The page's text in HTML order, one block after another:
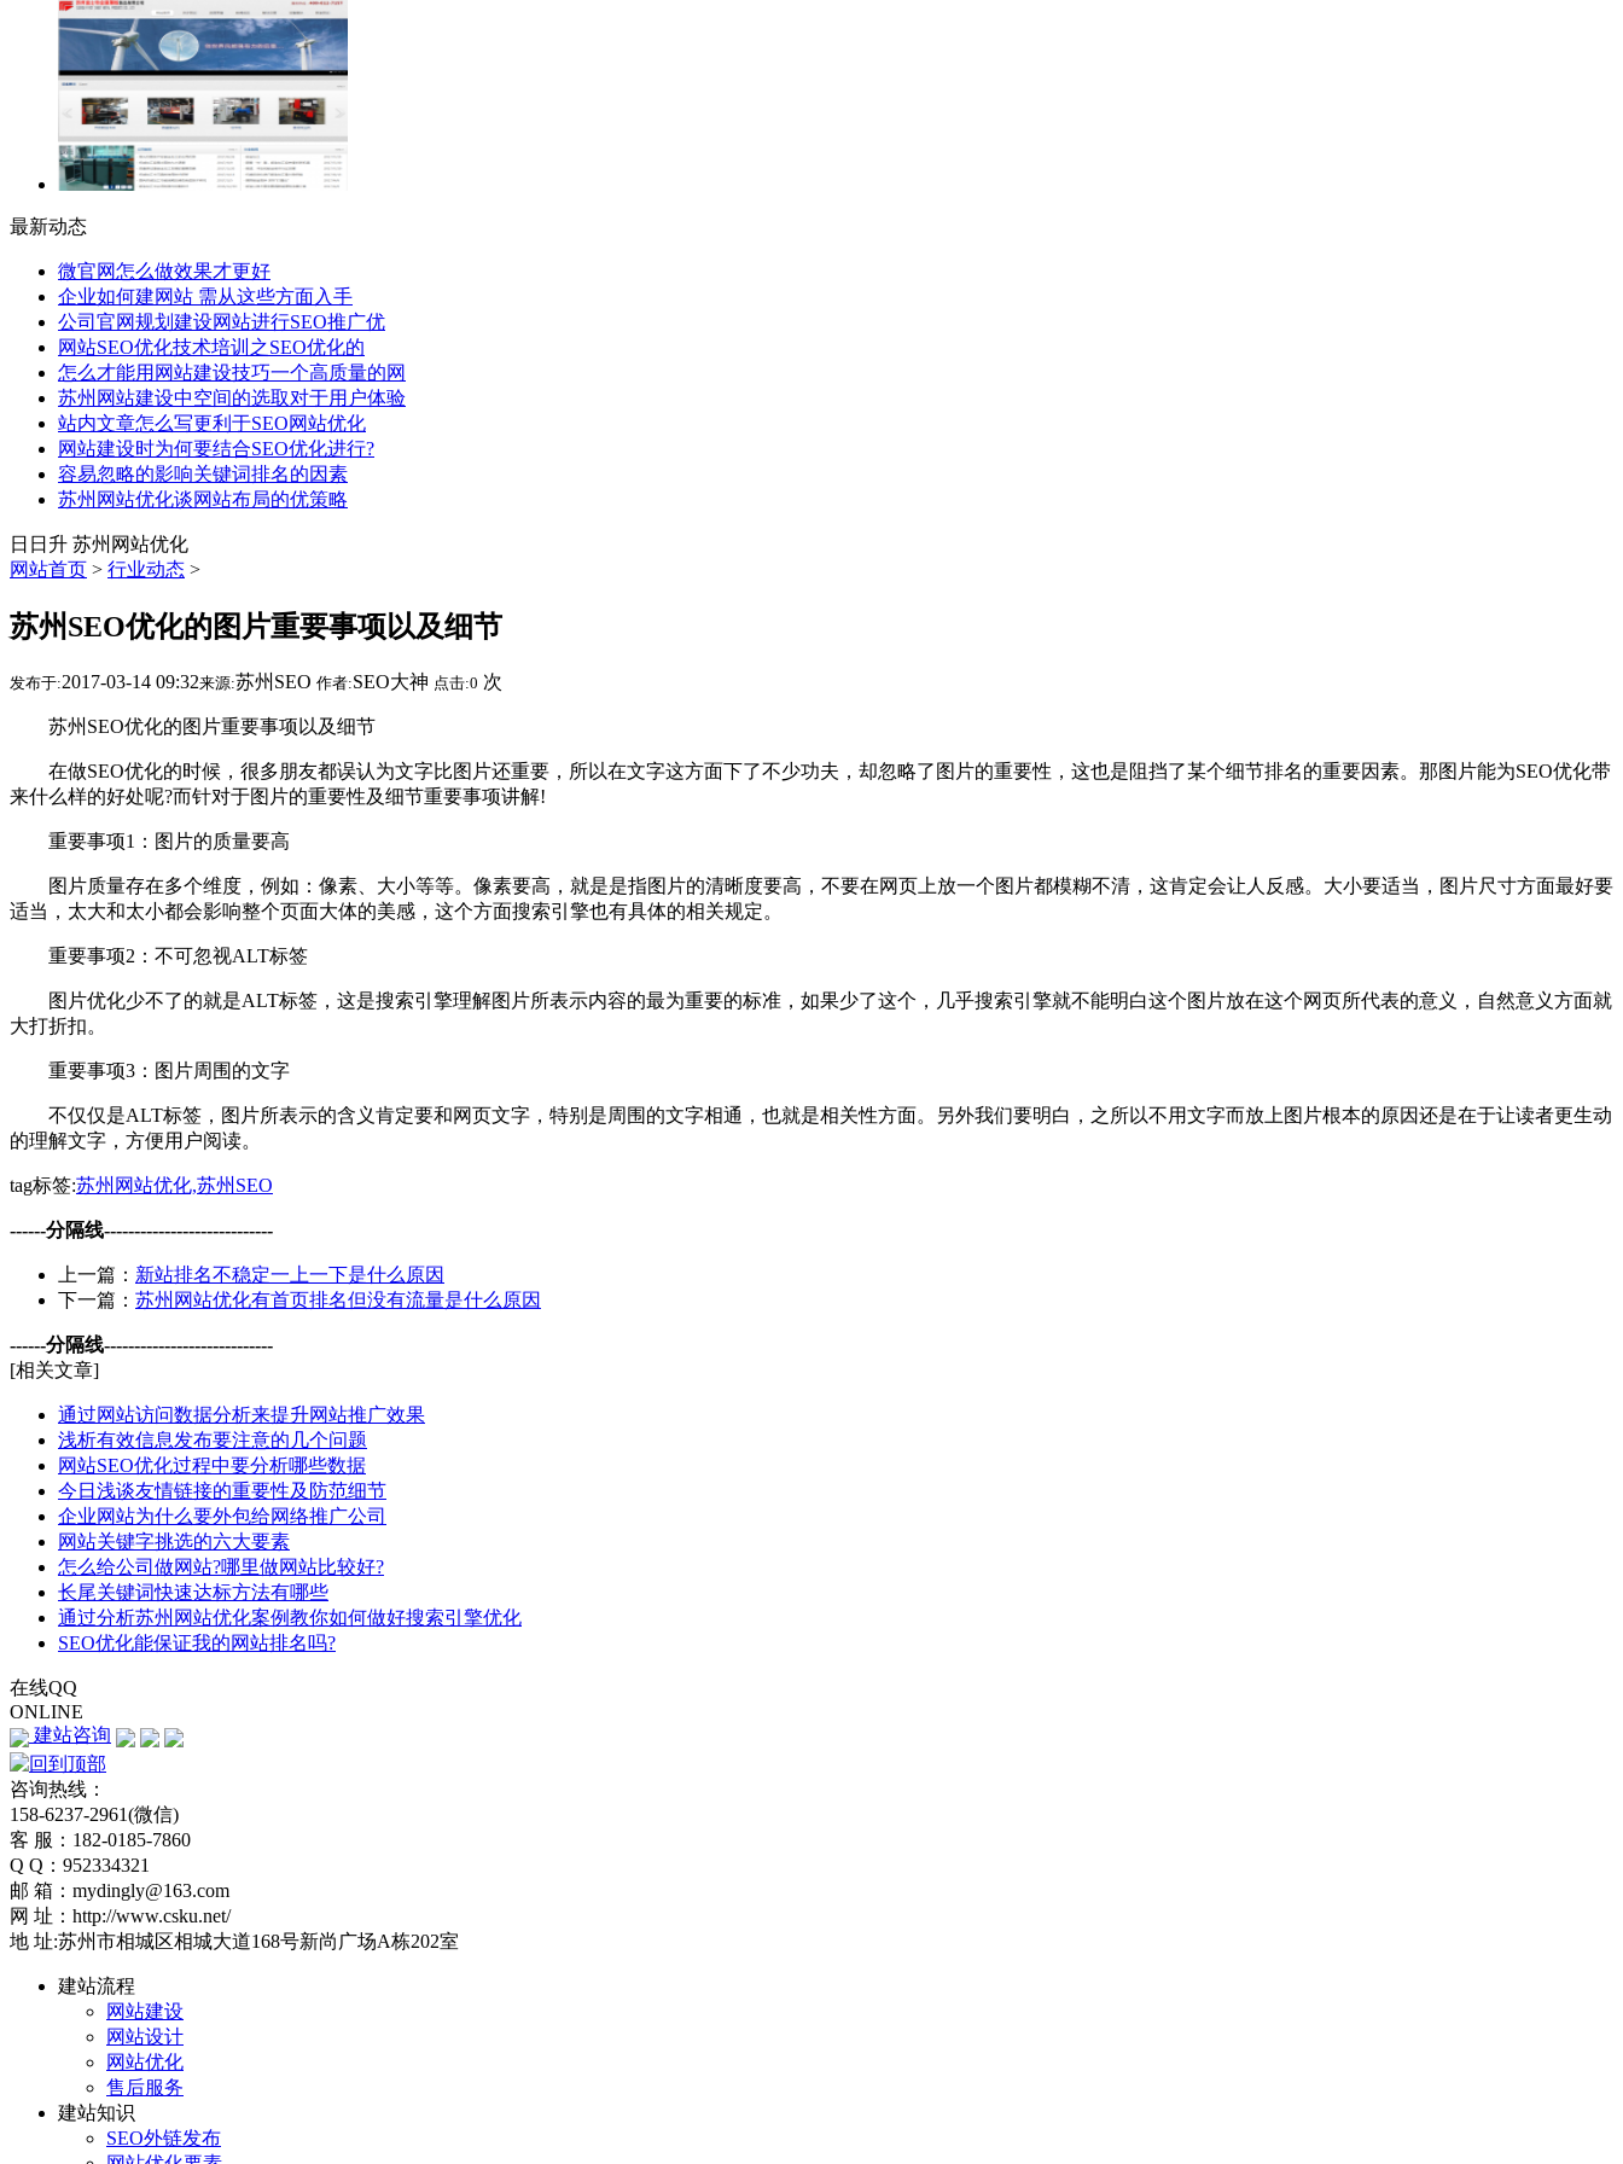
最新动态
微官网怎么做效果才更好
企业如何建网站 需从这些方面入手
公司官网规划建设网站进行SEO推广优
网站SEO优化技术培训之SEO优化的
怎么才能用网站建设技巧一个高质量的网
苏州网站建设中空间的选取对于用户体验
站内文章怎么写更利于SEO网站优化
网站建设时为何要结合SEO优化进行?
容易忽略的影响关键词排名的因素
苏州网站优化谈网站布局的优策略
日日升 苏州网站优化
网站首页 > 行业动态 >
苏州SEO优化的图片重要事项以及细节
发布于:2017-03-14 09:32来源:苏州SEO 作者:SEO大神 点击:0 次
苏州SEO优化的图片重要事项以及细节
在做SEO优化的时候，很多朋友都误认为文字比图片还重要，所以在文字这方面下了不少功夫，却忽略了图片的重要性，这也是阻挡了某个细节排名的重要因素。那图片能为SEO优化带
来什么样的好处呢?而针对于图片的重要性及细节重要事项讲解!
重要事项1：图片的质量要高
图片质量存在多个维度，例如：像素、大小等等。像素要高，就是是指图片的清晰度要高，不要在网页上放一个图片都模糊不清，这肯定会让人反感。大小要适当，图片尺寸方面最好要
适当，太大和太小都会影响整个页面大体的美感，这个方面搜索引擎也有具体的相关规定。
重要事项2：不可忽视ALT标签
图片优化少不了的就是ALT标签，这是搜索引擎理解图片所表示内容的最为重要的标准，如果少了这个，几乎搜索引擎就不能明白这个图片放在这个网页所代表的意义，自然意义方面就
大打折扣。
重要事项3：图片周围的文字
不仅仅是ALT标签，图片所表示的含义肯定要和网页文字，特别是周围的文字相通，也就是相关性方面。另外我们要明白，之所以不用文字而放上图片根本的原因还是在于让读者更生动
的理解文字，方便用户阅读。
tag标签:苏州网站优化,苏州SEO
------分隔线----------------------------
上一篇： 新站排名不稳定一上一下是什么原因
下一篇： 苏州网站优化有首页排名但没有流量是什么原因
------分隔线----------------------------
[相关文章]
通过网站访问数据分析来提升网站推广效果
浅析有效信息发布要注意的几个问题
网站SEO优化过程中要分析哪些数据
今日浅谈友情链接的重要性及防范细节
企业网站为什么要外包给网络推广公司
网站关键字挑选的六大要素
怎么给公司做网站?哪里做网站比较好?
长尾关键词快速达标方法有哪些
通过分析苏州网站优化案例教你如何做好搜索引擎优化
SEO优化能保证我的网站排名吗?
在线QQ
ONLINE
建站咨询
咨询热线：
158-6237-2961(微信)
客 服：182-0185-7860
Q Q：952334321
邮 箱：mydingly@163.com
网 址：http://www.csku.net/
地 址:苏州市相城区相城大道168号新尚广场A栋202室
建站流程
网站建设
网站设计
网站优化
售后服务
建站知识
SEO外链发布